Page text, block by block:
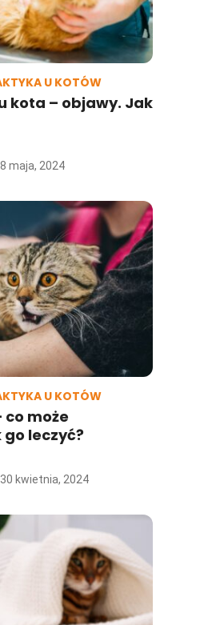
U KOTÓW
kota – objawy. Jak
8 maja, 2024
U KOTÓW
co może
leczyć?
30 kwietnia, 2024